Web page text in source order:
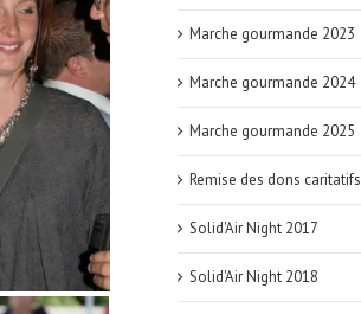
Marche gourmande 2023
Marche gourmande 2024
Marche gourmande 2025
Remise des dons caritatifs
Solid'Air Night 2017
Solid'Air Night 2018